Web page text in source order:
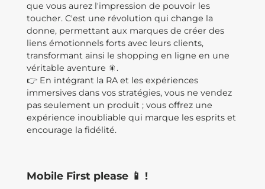
que vous aurez l'impression de pouvoir les
toucher. C'est une révolution qui change la
donne, permettant aux marques de créer des
liens émotionnels forts avec leurs clients,
transformant ainsi le shopping en ligne en une
véritable aventure 🎇.
👉 En intégrant la RA et les expériences
immersives dans vos stratégies, vous ne vendez
pas seulement un produit ; vous offrez une
expérience inoubliable qui marque les esprits et
encourage la fidélité.
Mobile First please 📱 !